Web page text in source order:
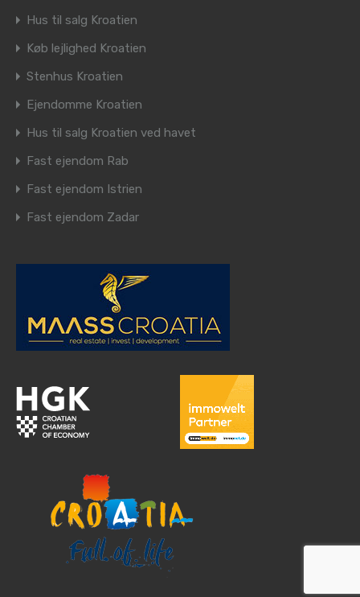
Hus til salg Kroatien
Køb lejlighed Kroatien
Stenhus Kroatien
Ejendomme Kroatien
Hus til salg Kroatien ved havet
Fast ejendom Rab
Fast ejendom Istrien
Fast ejendom Zadar